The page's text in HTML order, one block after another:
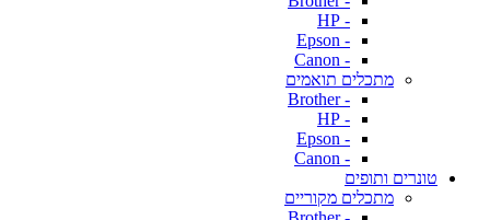
- HP
- Epson
- Canon
מתכלים תואמים
- Brother
- HP
- Epson
- Canon
טונרים ותופים
מתכלים מקוריים